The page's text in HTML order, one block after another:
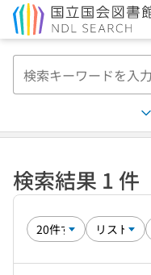
検索結果 1 件